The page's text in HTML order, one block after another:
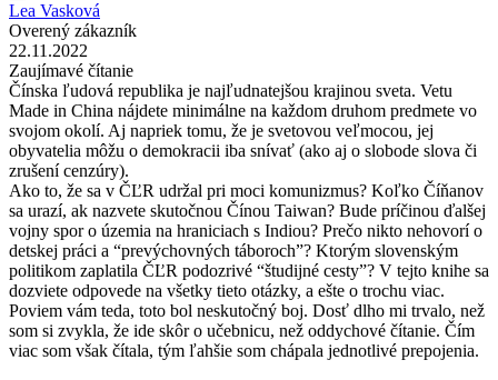
Lea Vasková
Overený zákazník
22.11.2022
Zaujímavé čítanie
Čínska ľudová republika je najľudnatejšou krajinou sveta. Vetu
Made in China nájdete minimálne na každom druhom predmete vo
svojom okolí. Aj napriek tomu, že je svetovou veľmocou, jej
obyvatelia môžu o demokracii iba snívať (ako aj o slobode slova či
zrušení cenzúry).
Ako to, že sa v ČĽR udržal pri moci komunizmus? Koľko Číňanov
sa urazí, ak nazvete skutočnou Čínou Taiwan? Bude príčinou ďalšej
vojny spor o územia na hraniciach s Indiou? Prečo nikto nehovorí o
detskej práci a “prevýchovných táboroch”? Ktorým slovenským
politikom zaplatila ČĽR podozrivé “študijné cesty”? V tejto knihe sa
dozviete odpovede na všetky tieto otázky, a ešte o trochu viac.
Poviem vám teda, toto bol neskutočný boj. Dosť dlho mi trvalo, než
som si zvykla, že ide skôr o učebnicu, než oddychové čítanie. Čím
viac som však čítala, tým ľahšie som chápala jednotlivé prepojenia.